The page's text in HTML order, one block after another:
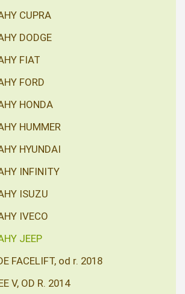
CUPRA
DODGE
FIAT
FORD
HONDA
HUMMER
HYUNDAI
INFINITY
ISUZU
IVECO
JEEP
FACELIFT, od r. 2018
V, OD R. 2014